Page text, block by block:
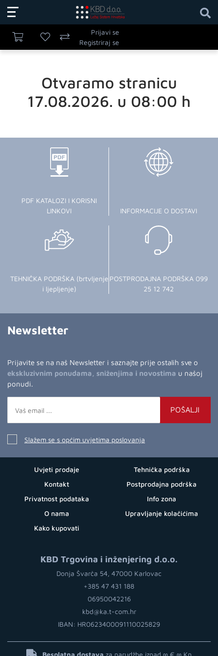
Prijavi se
Registriraj se
Otvaramo stranicu
17.08.2026. u 08:00 h
PDF KATALOZI I KORISNI
LINKOVI
INFORMACIJE O DOSTAVI
TEHNIČKA PODRŠKA (brtvljenje
i ljepljenje)
POSTPRODAJNA PODRŠKA 099
25 12 742
Newsletter
Prijavite se na naš Newsletter i saznajte prije ostalih sve o
ekskluzivnim ponudama, sniženjima i novostima u našoj
ponudi.
POŠALJI
Slažem se s općim uvjetima poslovanja
Uvjeti prodaje
Kontakt
Privatnost podataka
O nama
Kako kupovati
Tehnička podrška
Postprodajna podrška
Info zona
Upravljanje kolačićima
KBD Trgovina i inženjering d.o.o.
Donja Švarča 54, 47000 Karlovac
+385 47 431 188
06950042216
kbd@ka.t-com.hr
IBAN: HR0623400091110025829
Besplatna dostava za narudžbe iznad ∞ € ∞ Kn